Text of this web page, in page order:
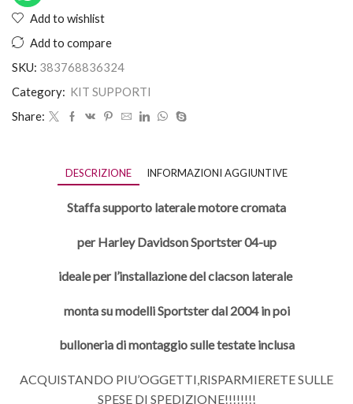
Add to wishlist
Add to compare
SKU: 383768836324
Category: KIT SUPPORTI
Share:
DESCRIZIONE INFORMAZIONI AGGIUNTIVE
Staffa supporto laterale motore cromata
per Harley Davidson Sportster 04-up
ideale per l’installazione del clacson laterale
monta su modelli Sportster dal 2004 in poi
bulloneria di montaggio sulle testate inclusa
ACQUISTANDO PIU’OGGETTI,RISPARMIERETE SULLE
SPESE DI SPEDIZIONE!!!!!!!!